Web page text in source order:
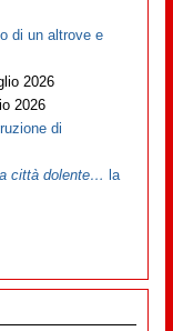
di un altrove e
2026
2026
di
città dolente… la